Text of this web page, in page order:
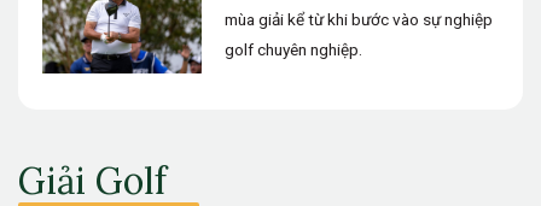
mùa giải kể từ khi bước vào sự nghiệp
golf chuyên nghiệp.
Giải Golf